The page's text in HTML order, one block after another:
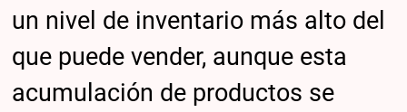
un nivel de inventario más alto del
que puede vender, aunque esta
acumulación de productos se